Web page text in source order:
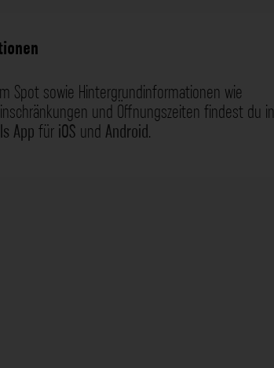
Spot sowie Hintergrundinformationen wie
und Öffnungszeiten findest du in
AppfüriOS undAndroid.